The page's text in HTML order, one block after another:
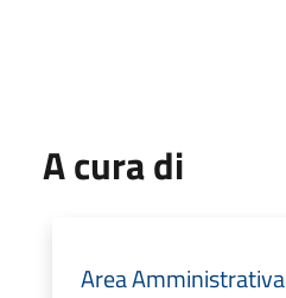
A cura di
Area Amministrativa